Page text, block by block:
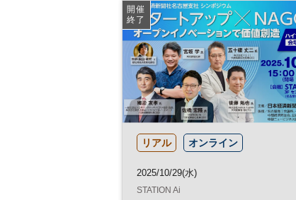
DX 参加無料 ヘルスケア
開催
終了
リアル オンライン
2025/10/29(水)
STATION Ai